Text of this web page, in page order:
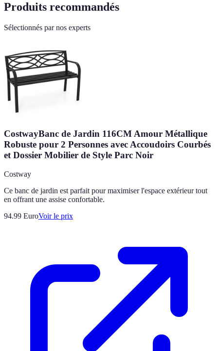
Produits recommandés
Sélectionnés par nos experts
CostwayBanc de Jardin 116CM Amour Métallique
Robuste pour 2 Personnes avec Accoudoirs Courbés
et Dossier Mobilier de Style Parc Noir
Costway
Ce banc de jardin est parfait pour maximiser l'espace extérieur tout
en offrant une assise confortable.
94.99 EuroVoir le prix